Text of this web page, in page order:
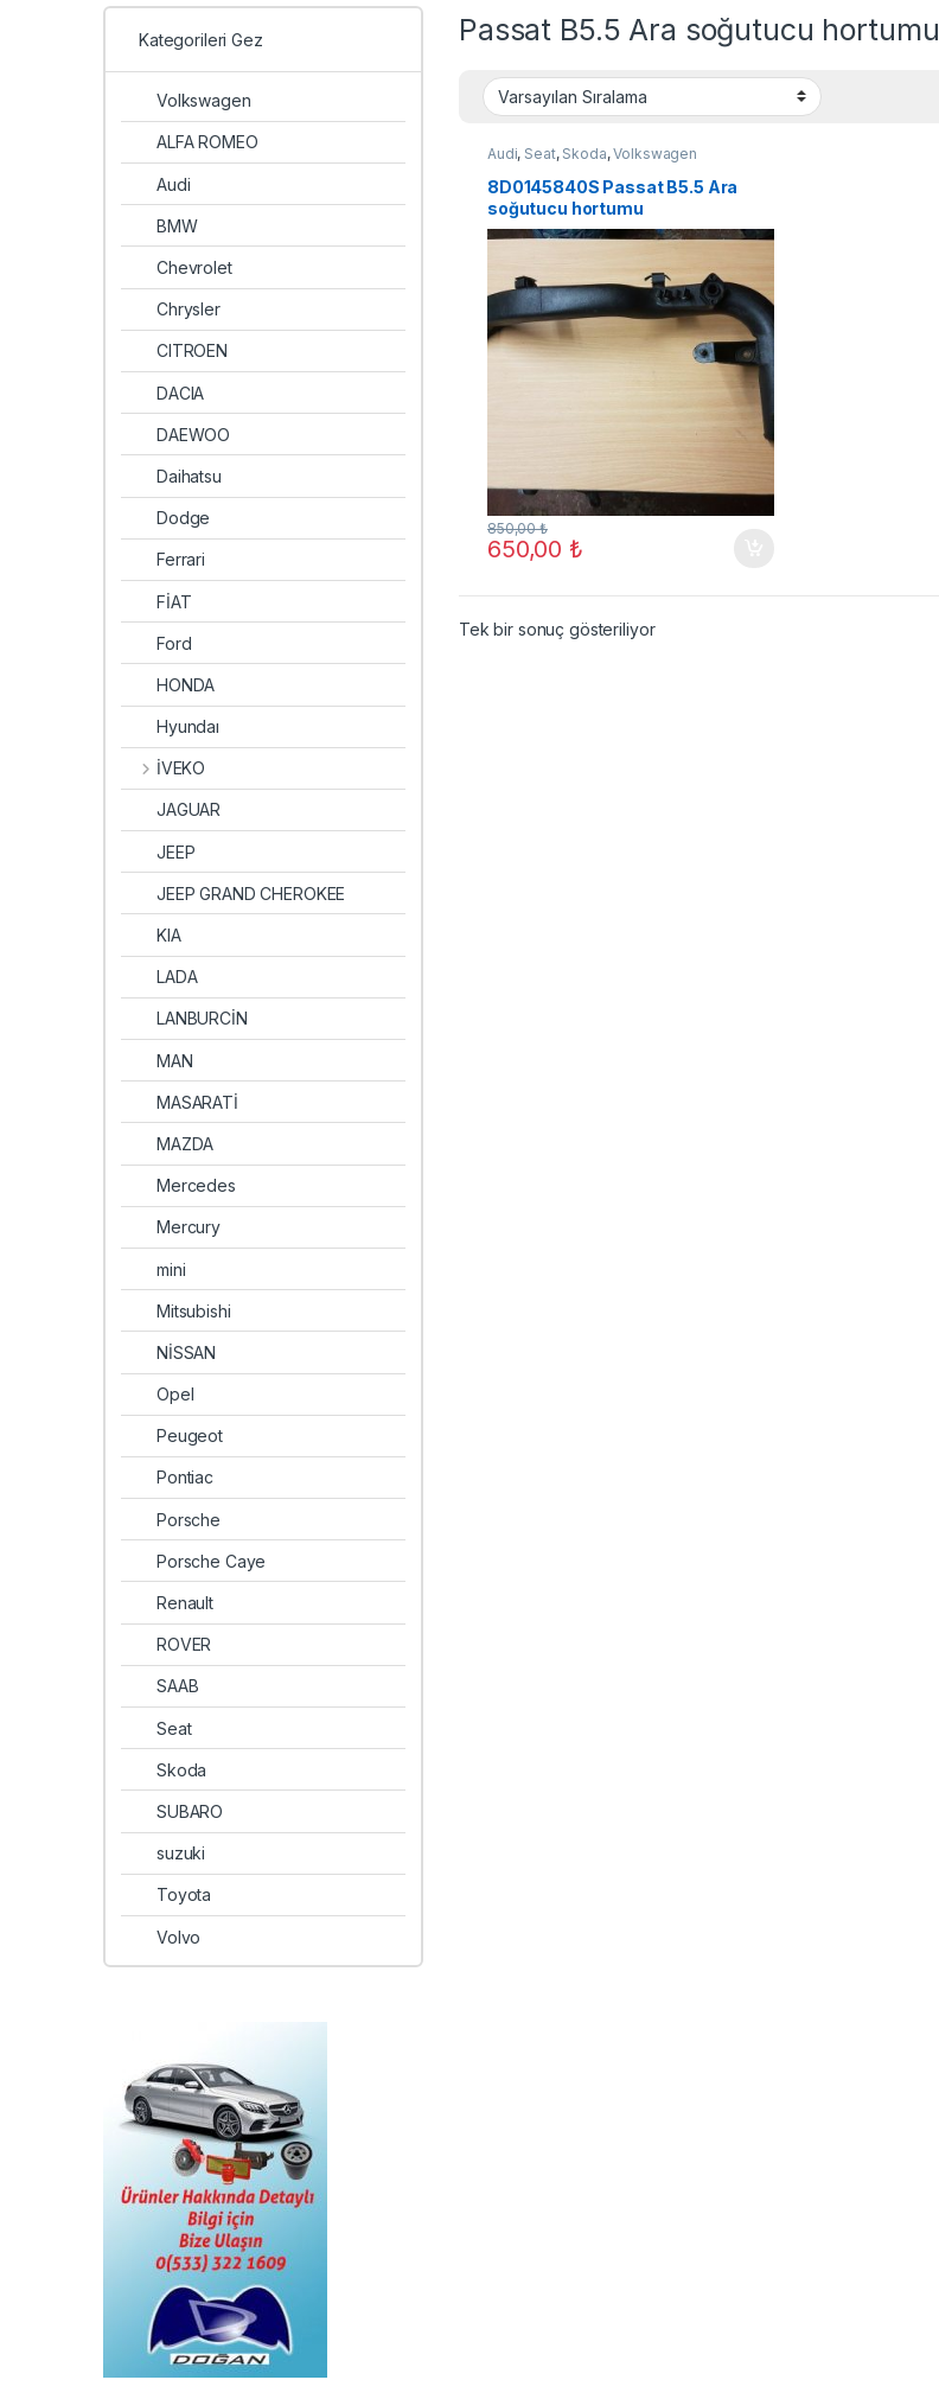
Passat B5.5 Ara soğutucu hortumu
Audi, Seat, Skoda,Volkswagen
8D0145840S Passat B5.5 Ara
soğutucu hortumu
650,00 ₺
850,00₺
Tek bir sonuç gösteriliyor
Kategorileri Gez
Volkswagen
ALFA ROMEO
Audi
BMW
Chevrolet
Chrysler
CITROEN
DACIA
DAEWOO
Daihatsu
Dodge
Ferrari
FİAT
Ford
HONDA
Hyundaı
İVEKO
JAGUAR
JEEP
JEEP GRAND CHEROKEE
KIA
LADA
LANBURCİN
MAN
MASARATİ
MAZDA
Mercedes
Mercury
mini
Mitsubishi
NİSSAN
Opel
Peugeot
Pontiac
Porsche
Porsche Caye
Renault
ROVER
SAAB
Seat
Skoda
SUBARO
suzuki
Toyota
Volvo